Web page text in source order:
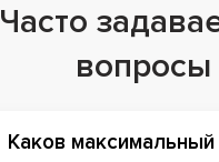
Часто
вопросы
Каков максимальный